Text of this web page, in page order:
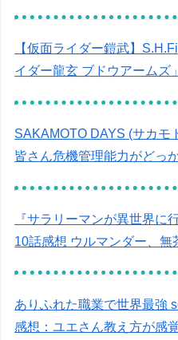
【仮面ライダー鎧武】
イダー龍玄 ブドウアームズ
SAKAMOTO DAYS (サカモ
皆さん危機管理能力がどっ
『サラリーマンが異世界に
10話感想 ウルマンダー、
ありふれた職業で世界最強
感想：ユエさん教え方が感